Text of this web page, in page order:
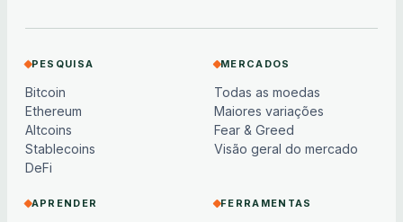
PESQUISA
Bitcoin
Ethereum
Altcoins
Stablecoins
DeFi
MERCADOS
Todas as moedas
Maiores variações
Fear & Greed
Visão geral do mercado
APRENDER FERRAMENTAS